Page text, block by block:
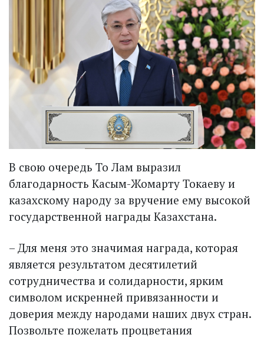
В свою очередь То Лам выразил
благодарность Касым-Жомарту Токаеву и
казахскому народу за вручение ему высокой
государственной награды Казахстана.
– Для меня это значимая награда, которая
является результатом десятилетий
сотрудничества и солидарности, ярким
символом искренней привязанности и
доверия между народами наших двух стран.
Позвольте пожелать процветания